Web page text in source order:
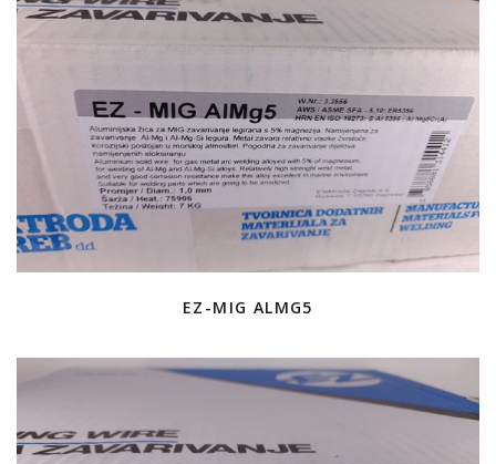
EZ-MIG ALMG5